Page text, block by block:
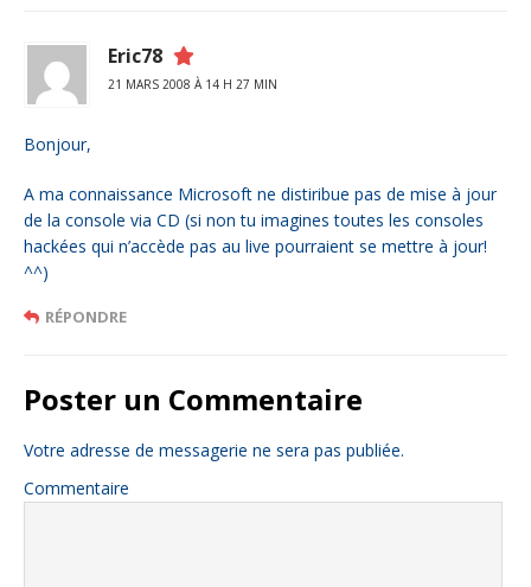
Eric78
21 MARS 2008 À 14 H 27 MIN
Bonjour,
A ma connaissance Microsoft ne distiribue pas de mise à jour
de la console via CD (si non tu imagines toutes les consoles
hackées qui n’accède pas au live pourraient se mettre à jour!
^^)
RÉPONDRE
Poster un Commentaire
Votre adresse de messagerie ne sera pas publiée.
Commentaire